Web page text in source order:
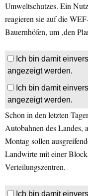
Umweltschutzes. Ein
reagieren sie auf die
Bauernhöfen, um ‚den
Ich bin damit
angezeigt werden.
Ich bin damit
angezeigt werden.
Schon in den letzten
Autobahnen des Landes,
Montag sollen
Landwirte mit einer
Verteilungszentren.
Ich bin damit